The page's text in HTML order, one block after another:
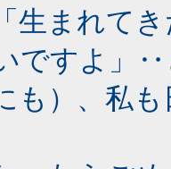
生まれて
ですよ」
も）、私